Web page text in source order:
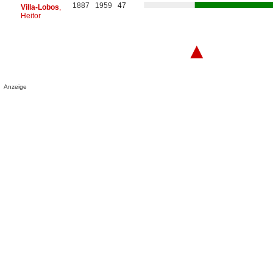
Villa-Lobos
Heitor
1887 1959 47
▲
Anzeige